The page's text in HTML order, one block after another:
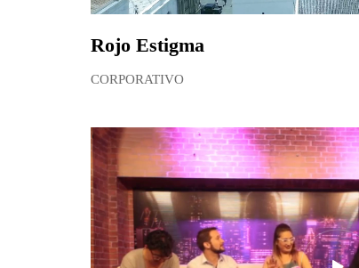
Rojo Estigma
CORPORATIVO